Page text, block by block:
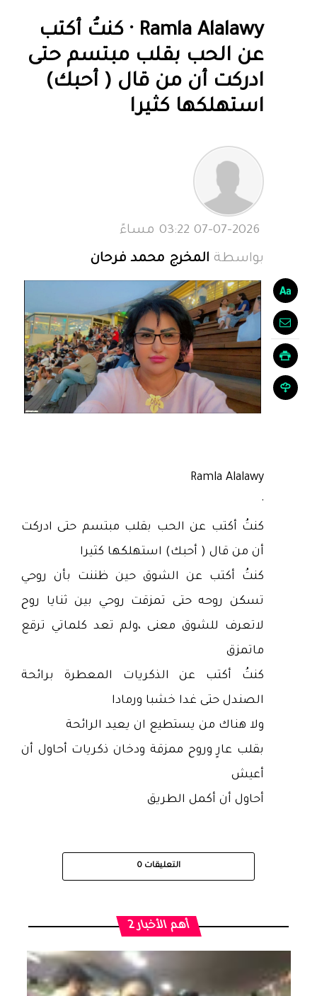
Ramla Alalawy · كنتُ أكتب
عن الحب بقلب مبتسم حتى
ادركت أن من قال ( أحبك)
استهلكها كثيرا
بواسطة المخرج محمد فرحان
Ramla Alalawy
·
كنتُ أكتب عن الحب بقلب مبتسم حتى ادركت
أن من قال ( أحبك) استهلكها كثيرا
كنتُ أكتب عن الشوق حين ظننت بأن روحي
تسكن روحه حتى تمزقت روحي بين ثنايا روح
لاتعرف للشوق معنى ،ولم تعد كلماتي ترقع
ماتمزق
كنتُ أكتب عن الذكريات المعطرة برائحة
الصندل حتى غدا خشبا ورمادا
ولا هناك من يستطيع ان يعيد الرائحة
بقلب عارٍ وروح ممزقة ودخان ذكريات أحاول أن
أعيش
أحاول أن أكمل الطريق
التعليقات 0
أهم الأخبار 2